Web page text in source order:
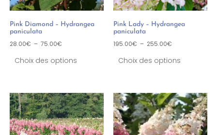
Pink Diamond – Hydrangea
paniculata
28.00€ – 75.00€
Choix des options
Pink Lady – Hydrangea
paniculata
195.00€ – 255.00€
Choix des options